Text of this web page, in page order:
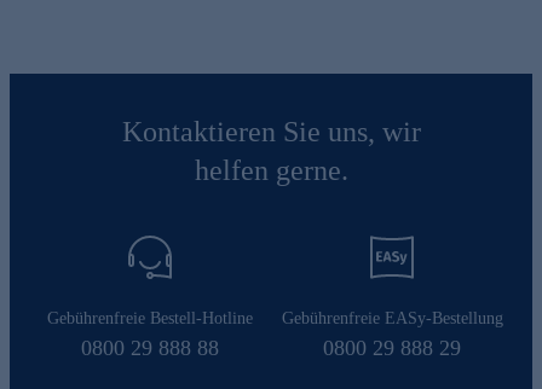
Kontaktieren Sie uns, wir
helfen gerne.
Gebührenfreie Bestell-Hotline
0800 29 888 88
Gebührenfreie EASy-Bestellung
0800 29 888 29